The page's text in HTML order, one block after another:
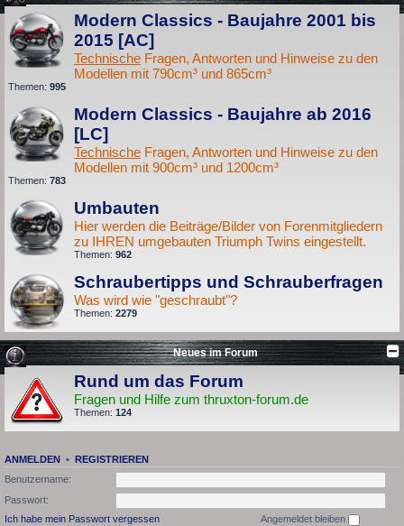
Modern Classics - Baujahre 2001 bis
2015 [AC]
Technische Fragen, Antworten und Hinweise zu den
Modellen mit 790cm³ und 865cm³
Themen: 995
Modern Classics - Baujahre ab 2016
[LC]
Technische Fragen, Antworten und Hinweise zu den
Modellen mit 900cm³ und 1200cm³
Themen: 783
Umbauten
Hier werden die Beiträge/Bilder von Forenmitgliedern
zu IHREN umgebauten Triumph Twins eingestellt.
Themen: 962
Schraubertipps und Schrauberfragen
Was wird wie "geschraubt"?
Themen: 2279
Neues im Forum
Rund um das Forum
Fragen und Hilfe zum thruxton-forum.de
Themen: 124
ANMELDEN • REGISTRIEREN
Benutzername:
Passwort:
Ich habe mein Passwort vergessen
Angemeldet bleiben